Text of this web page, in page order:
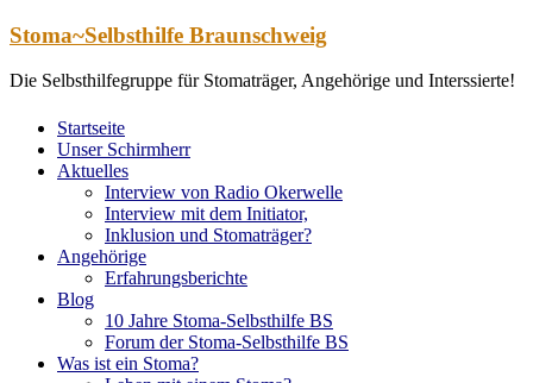
Zum
springen
Stoma~Selbsthilfe Braunschweig
Die Selbsthilfegruppe für Stomaträger, Angehörige und Interssierte!
Startseite
Unser Schirmherr
Aktuelles
Interview von Radio Okerwelle
Interview mit dem Initiator,
Inklusion und Stomaträger?
Angehörige
Erfahrungsberichte
Blog
10 Jahre Stoma-Selbsthilfe BS
Forum der Stoma-Selbsthilfe BS
Was ist ein Stoma?